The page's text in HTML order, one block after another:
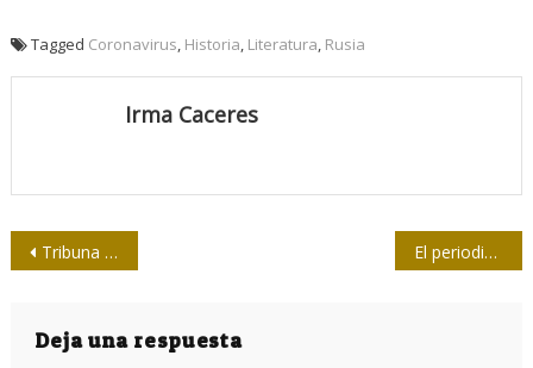
Tagged Coronavirus, Historia, Literatura, Rusia
Irma Caceres
Navegación
entradas
Tribuna de la Revolución, ¡a seguir fundando! El periodista Ernesto Che Guevara
Deja una respuesta